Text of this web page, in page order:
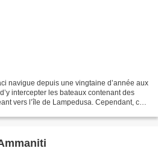
navigue depuis une vingtaine d’année aux
intercepter les bateaux contenant des
vers l’île de Lampedusa. Cependant, ce